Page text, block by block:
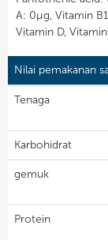
A: 0µg, Vitamin
Vitamin D,
Nilai pemakanan
Tenaga
Karbohidrat
gemuk
Protein